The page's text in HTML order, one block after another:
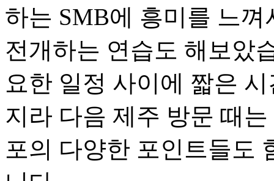
하는 SMB에 흥미를 느
전개하는 연습도 해보았
요한 일정 사이에 짧은
지라 다음 제주 방문 때
포의 다양한 포인트들도